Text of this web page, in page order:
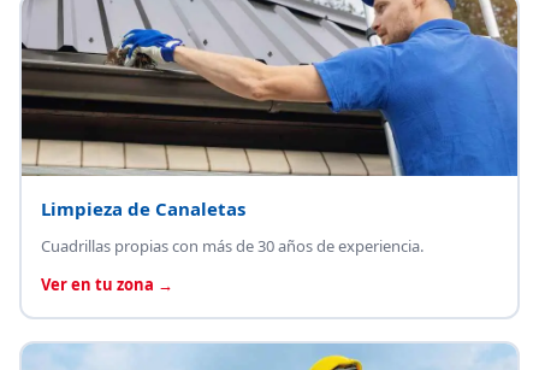
Limpieza de Canaletas
Cuadrillas propias con más de 30 años de experiencia.
Ver en tu zona →